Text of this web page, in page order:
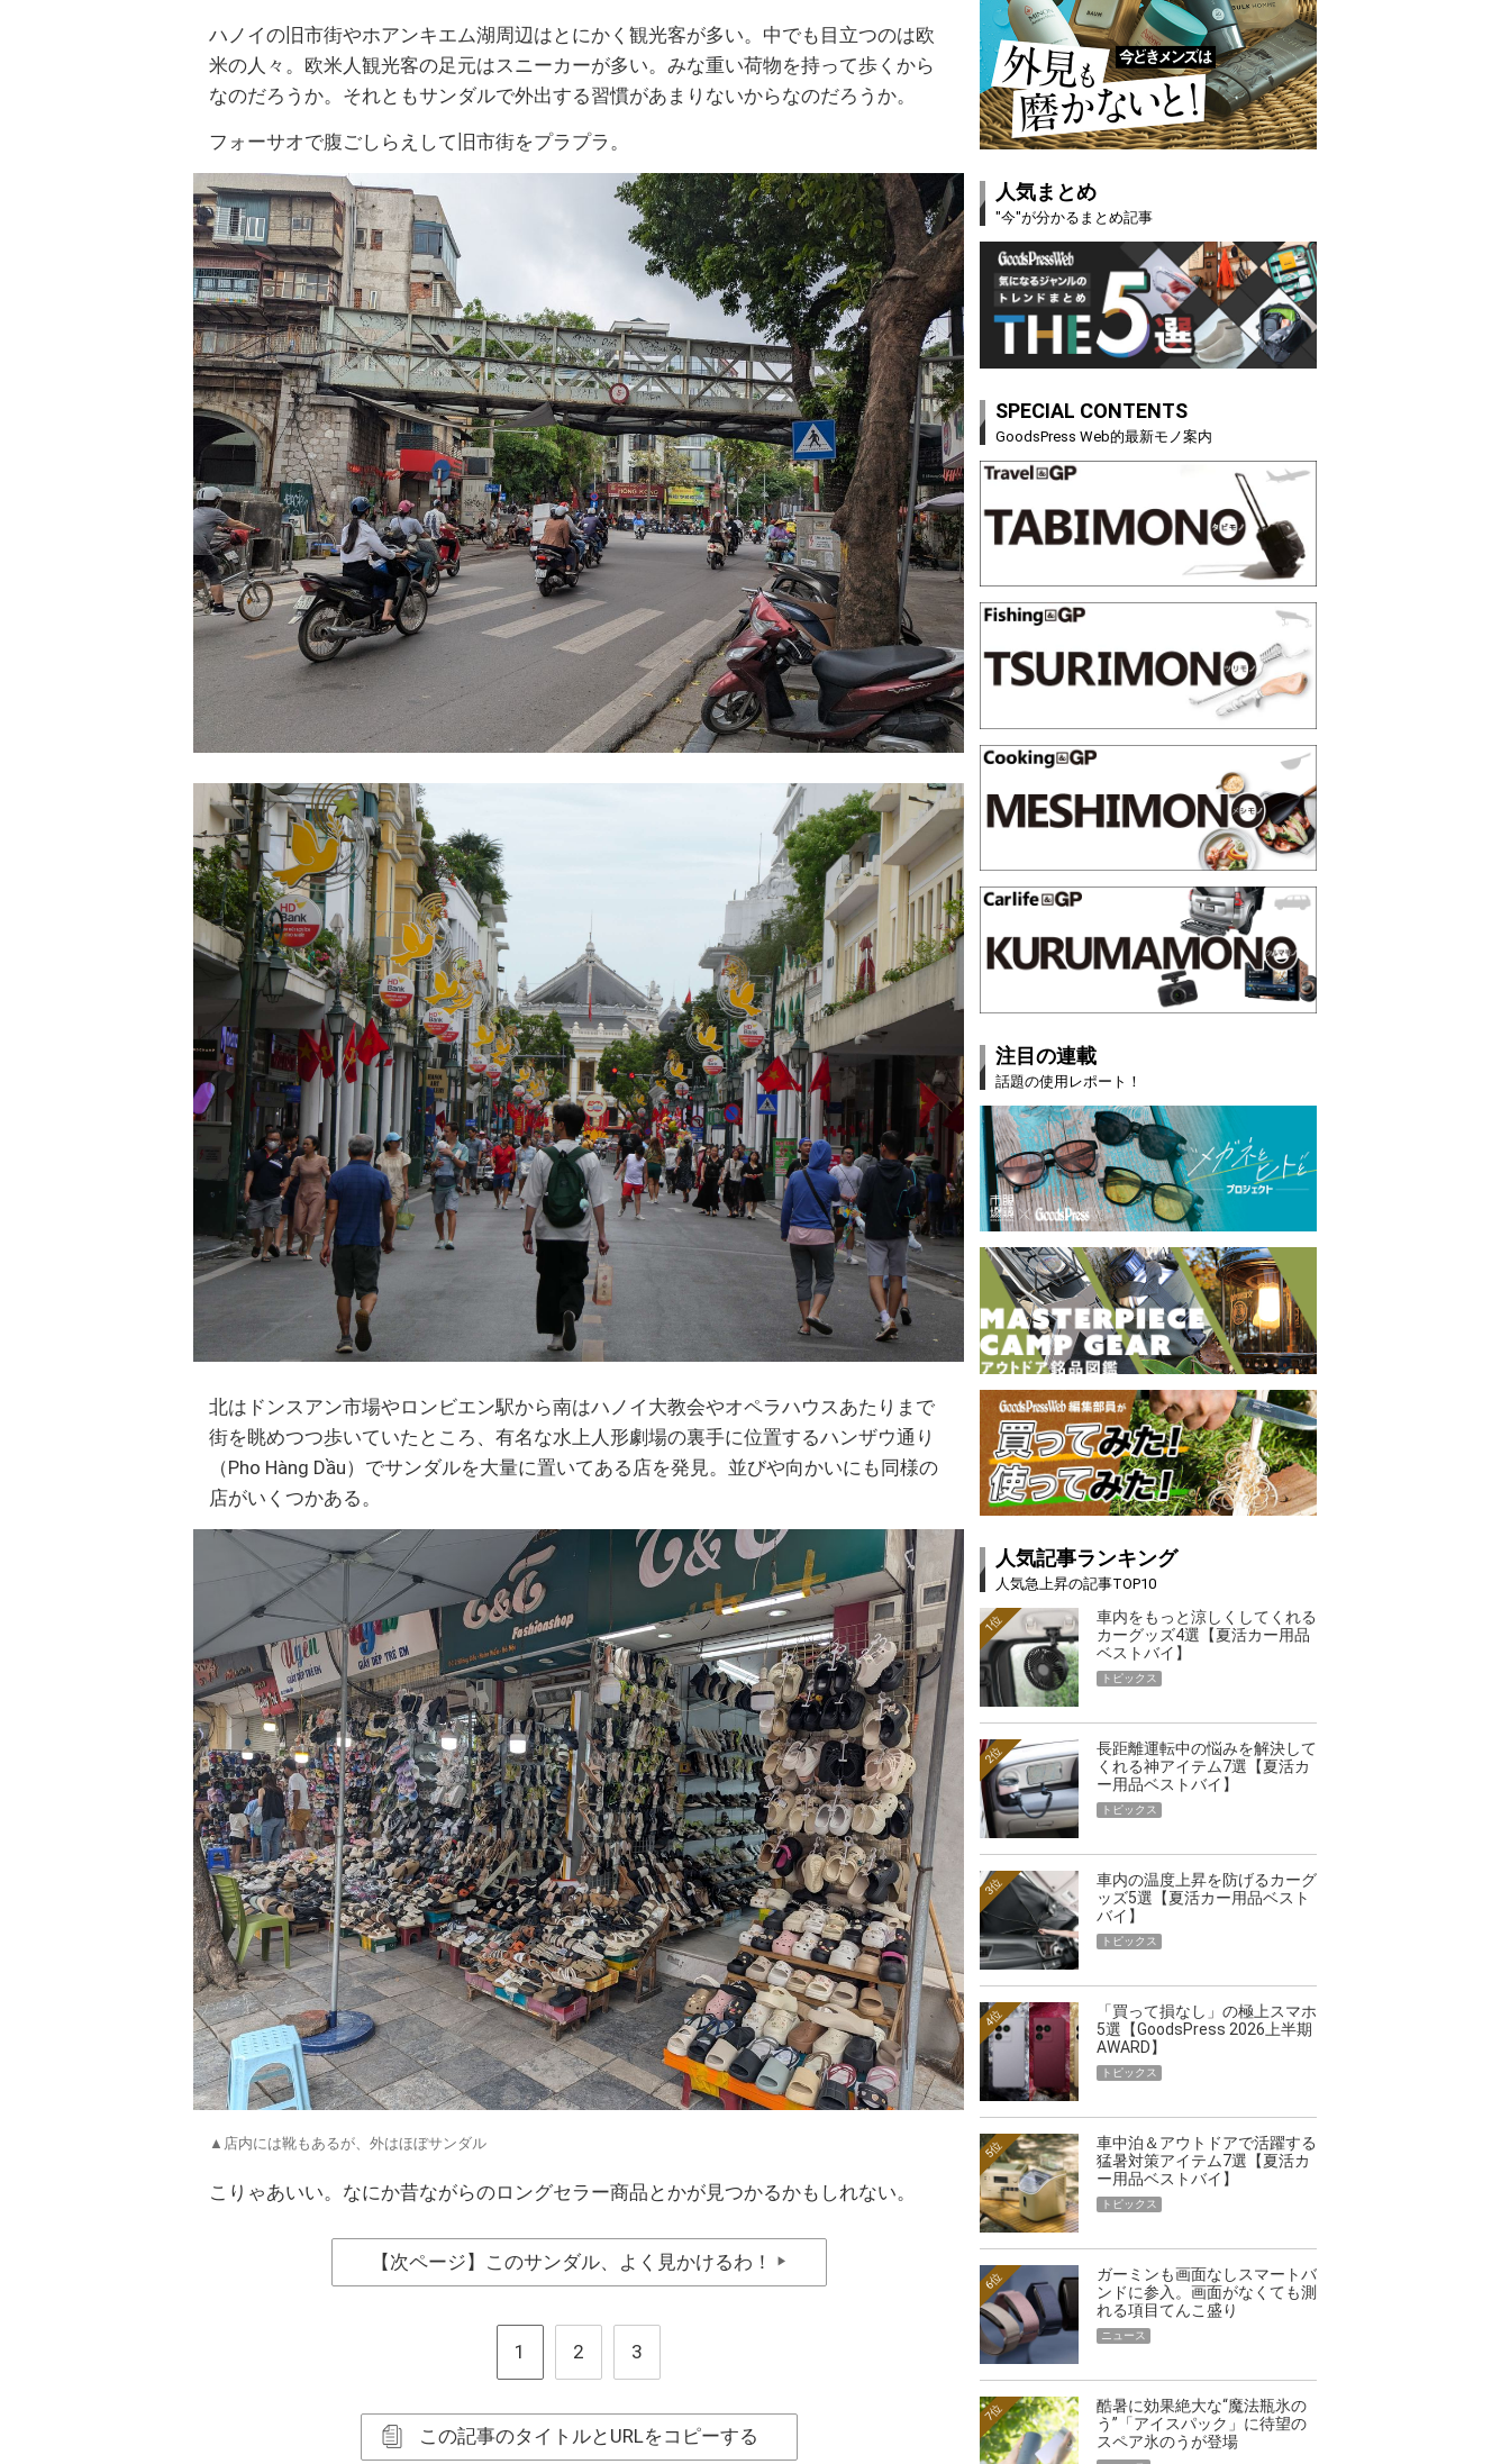
ハノイの旧市街やホアンキエム湖周辺はとにかく観光客が多い。中でも目立つのは欧
米の人々。欧米人観光客の足元はスニーカーが多い。みな重い荷物を持って歩くから
なのだろうか。それともサンダルで外出する習慣があまりないからなのだろうか。
フォーサオで腹ごしらえして旧市街をプラプラ。
北はドンスアン市場やロンビエン駅から南はハノイ大教会やオペラハウスあたりまで
街を眺めつつ歩いていたところ、有名な水上人形劇場の裏手に位置するハンザウ通り
（Pho Hàng Dầu）でサンダルを大量に置いてある店を発見。並びや向かいにも同様の
店がいくつかある。
▲店内には靴もあるが、外はほぼサンダル
こりゃあいい。なにか昔ながらのロングセラー商品とかが見つかるかもしれない。
【次ページ】このサンダル、よく見かけるわ！ ▶
1 2 3
この記事のタイトルとURLをコピーする
人気まとめ
"今"が分かるまとめ記事
SPECIAL CONTENTS
GoodsPress Web的最新モノ案内
注目の連載
話題の使用レポート！
人気記事ランキング
人気急上昇の記事TOP10
車内をもっと涼しくしてくれる
カーグッズ4選【夏活カー用品
ベストバイ】
1位
トピックス
長距離運転中の悩みを解決して
くれる神アイテム7選【夏活カ
ー用品ベストバイ】
2位
トピックス
車内の温度上昇を防げるカーグ
ッズ5選【夏活カー用品ベスト
バイ】
3位
トピックス
「買って損なし」の極上スマホ
5選【GoodsPress 2026上半期
AWARD】
4位
トピックス
車中泊＆アウトドアで活躍する
猛暑対策アイテム7選【夏活カ
ー用品ベストバイ】
5位
トピックス
ガーミンも画面なしスマートバ
ンドに参入。画面がなくても測
れる項目てんこ盛り
6位
ニュース
酷暑に効果絶大な“魔法瓶氷の
う”「アイスパック」に待望の
スペア氷のうが登場
7位